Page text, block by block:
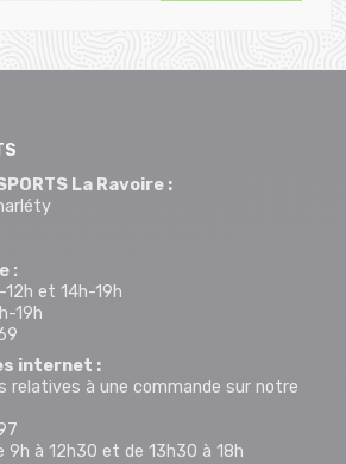
La Ravoire :
:
12h et 14h-19h
19h
internet :
relatives à une commande sur notre
9h à 12h30 et de 13h30 à 18h